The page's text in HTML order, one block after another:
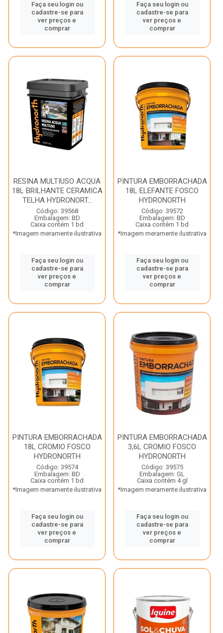
Faça seu login ou
cadastre-se para
ver preços e
comprar
Faça seu login ou
cadastre-se para
ver preços e
comprar
RESINA MULTIUSO ACQUA
18L BRILHANTE CERAMICA
TELHA HYDRONORT...
Código: 39568
Embalagem: BD
Caixa contém 1 bd
*Imagem meramente ilustrativa
Faça seu login ou
cadastre-se para
ver preços e
comprar
PINTURA EMBORRACHADA
18L ELEFANTE FOSCO
HYDRONORTH
Código: 39572
Embalagem: BD
Caixa contém 1 bd
*Imagem meramente ilustrativa
Faça seu login ou
cadastre-se para
ver preços e
comprar
PINTURA EMBORRACHADA
18L CROMIO FOSCO
HYDRONORTH
Código: 39574
Embalagem: BD
Caixa contém 1 bd
*Imagem meramente ilustrativa
Faça seu login ou
cadastre-se para
ver preços e
comprar
PINTURA EMBORRACHADA
3,6L CROMIO FOSCO
HYDRONORTH
Código: 39575
Embalagem: GL
Caixa contém 4 gl
*Imagem meramente ilustrativa
Faça seu login ou
cadastre-se para
ver preços e
comprar